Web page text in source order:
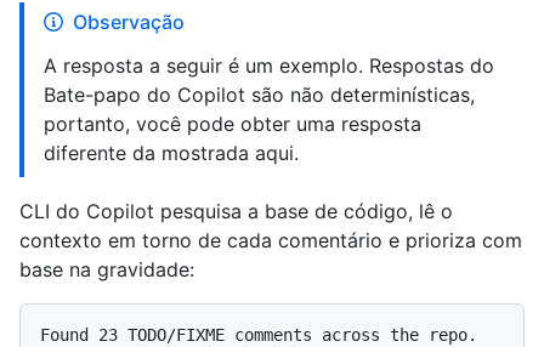
Observação
A resposta a seguir é um exemplo. Respostas do
Bate-papo do Copilot são não determinísticas,
portanto, você pode obter uma resposta
diferente da mostrada aqui.
CLI do Copilot pesquisa a base de código, lê o
contexto em torno de cada comentário e prioriza com
base na gravidade:
Found 23 TODO/FIXME comments across the repo.